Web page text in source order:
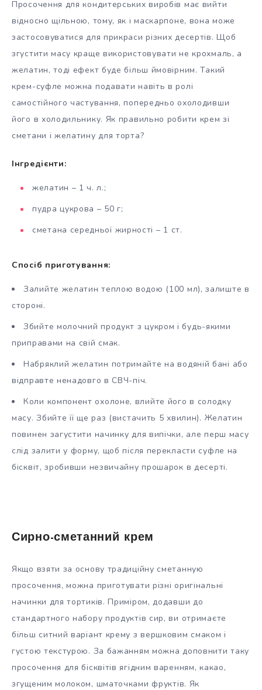
Просочення для кондитерських виробів має вийти
відносно щільною, тому, як і маскарпоне, вона може
застосовуватися для прикраси різних десертів. Щоб
згустити масу краще використовувати не крохмаль, а
желатин, тоді ефект буде більш ймовірним. Такий
крем-суфле можна подавати навіть в ролі
самостійного частування, попередньо охолодивши
його в холодильнику. Як правильно робити крем зі
сметани і желатину для торта?
Інгредієнти:
желатин – 1 ч. л.;
пудра цукрова – 50 г;
сметана середньої жирності – 1 ст.
Спосіб приготування:
Залийте желатин теплою водою (100 мл), залиште в
стороні.
Збийте молочний продукт з цукром і будь-якими
приправами на свій смак.
Набряклий желатин потримайте на водяній бані або
відправте ненадовго в СВЧ-піч.
Коли компонент охолоне, влийте його в солодку
масу. Збийте її ще раз (вистачить 5 хвилин). Желатин
повинен загустити начинку для випічки, але перш масу
слід залити у форму, щоб після перекласти суфле на
бісквіт, зробивши незвичайну прошарок в десерті.
Сирно-сметанний крем
Якщо взяти за основу традиційну сметанную
просочення, можна приготувати різні оригінальні
начинки для тортиків. Приміром, додавши до
стандартного набору продуктів сир, ви отримаєте
більш ситний варіант крему з вершковим смаком і
густою текстурою. За бажанням можна доповнити таку
просочення для бісквітів ягідним варенням, какао,
згущеним молоком, шматочками фруктів. Як